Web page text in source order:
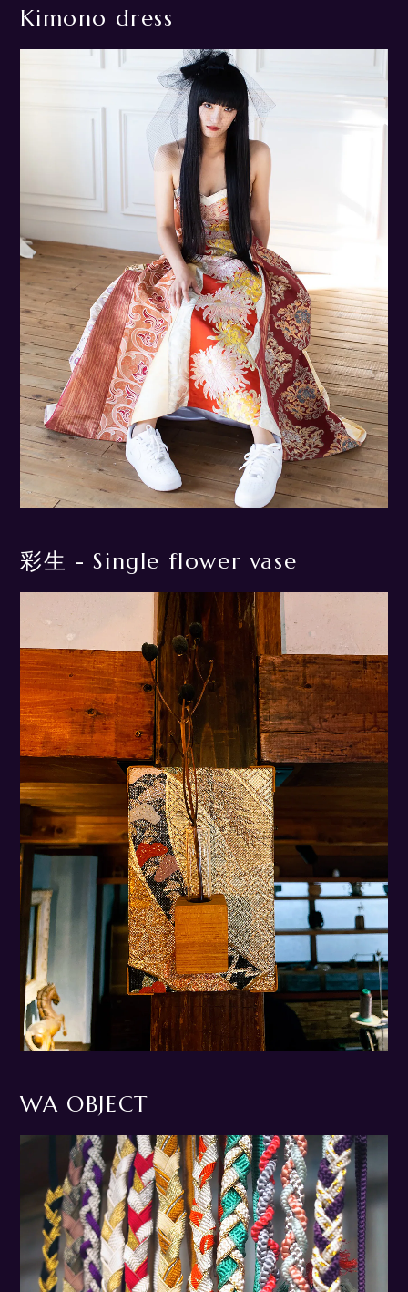
Kimono dress
彩生 - Single flower vase
WA OBJECT